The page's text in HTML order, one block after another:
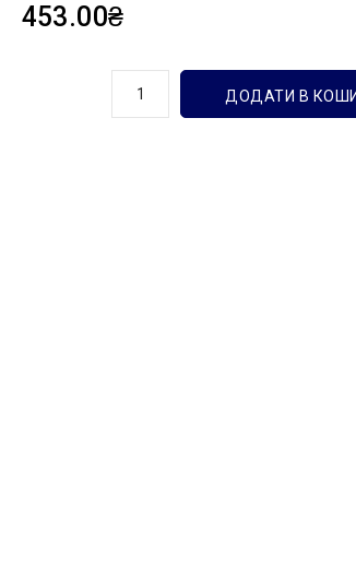
453.00₴
ДОДАТИ В